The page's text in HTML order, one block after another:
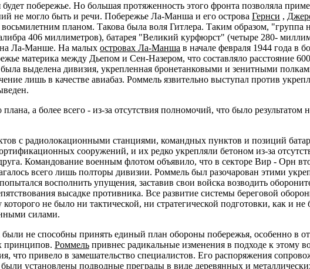
побережье. Но большая протяженность этого фронта позволяла
не могло быть и речи. Побережье Ла-Манша и его острова Гернси ,
планом. Такова была воля Гитлера. Таким образом, "группа
406 миллиметров), батарея "Великий курфюрст" (четыре 280-
на Ла-Манше. На малых островах Ла-Манша в начале февраля 1944 года в
материка между Дьепом и Сен-Назером, что составляло расстояние
выделена дивизия, укрепленная бронетанковыми и зенитными
лишь в качестве авиабаз. Роммель язвительно выступал против
плана, а более всего - из-за отсутствия полномочий, что было
с радиолокационными станциями, командных пунктов и позиций
сооружений, и их редко укрепляли бетоном из-за
Командование военным флотом объявило, что в секторе Вир - Орн
всего лишь полторы дивизии. Роммель был разочарован этими
восполнить упущения, заставив свои войска возводить
высадке противника. Все развитие системы береговой
которого не было ни тактической, ни стратегической подготовки, как и
силами.
не способны принять единый план обороны побережья, особенно в
принципов. Роммель привнес радикальные изменения в подходе к этому
что привело в замешательство специалистов. Его распоряжения
установлены подводные преграды в виде деревянных и